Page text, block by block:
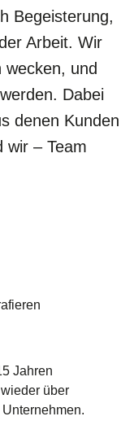
Begeisterung,
Arbeit. Wir
und
Dabei
denen Kunden
wir – Team
Jahren
über